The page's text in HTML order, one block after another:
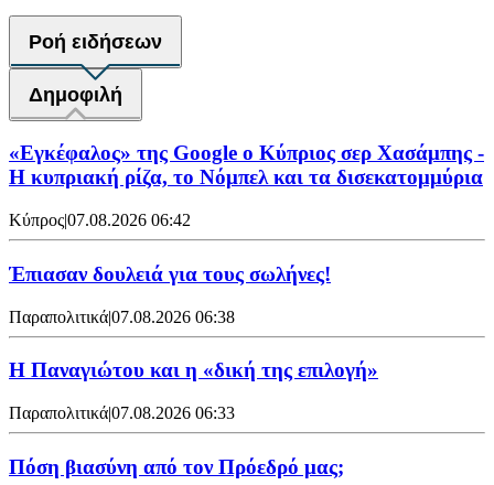
Ροή ειδήσεων
Δημοφιλή
«Εγκέφαλος» της Google ο Κύπριος σερ Χασάμπης -
Η κυπριακή ρίζα, το Νόμπελ και τα δισεκατομμύρια
Κύπρος|07.08.2026 06:42
Έπιασαν δουλειά για τους σωλήνες!
Παραπολιτικά|07.08.2026 06:38
Η Παναγιώτου και η «δική της επιλογή»
Παραπολιτικά|07.08.2026 06:33
Πόση βιασύνη από τον Πρόεδρό μας;